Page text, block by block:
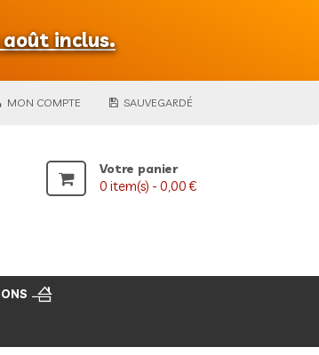
août inclus.
MON COMPTE SAUVEGARDÉ
Votre panier
0 item(s) - 0,00 €